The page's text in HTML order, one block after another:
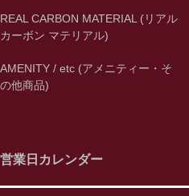
REAL CARBON MATERIAL (リアル
カーボン マテリアル)
AMENITY / etc (アメニティー・そ
の他商品)
営業日カレンダー